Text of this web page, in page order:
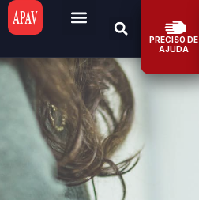
PRECISO DE
AJUDA